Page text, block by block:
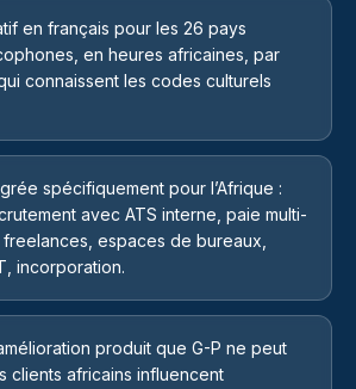
en français pour les 26 pays
en heures africaines, par
connaissent les codes culturels
spécifiquement pour l’Afrique :
avec ATS interne, paie multi-
espaces de bureaux,
incorporation.
produit que G-P ne peut
clients africains influencent